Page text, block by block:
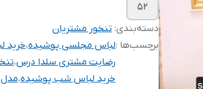
۵۲
دسته‌بندی: تنخور مشتریان
برچسب‌ها :لباس مجلسی پوشیده،خرید
رضایت مشتری سلدا درس،
خرید لباس شب پوشیده،